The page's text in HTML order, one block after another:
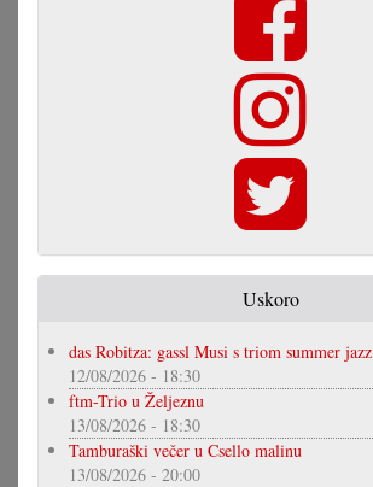
Uskoro
das Robitza: gassl Musi s triom summer jazz
12/08/2026 - 18:30
ftm-Trio u Željeznu
13/08/2026 - 18:30
Tamburaški večer u Csello malinu
13/08/2026 - 20:00